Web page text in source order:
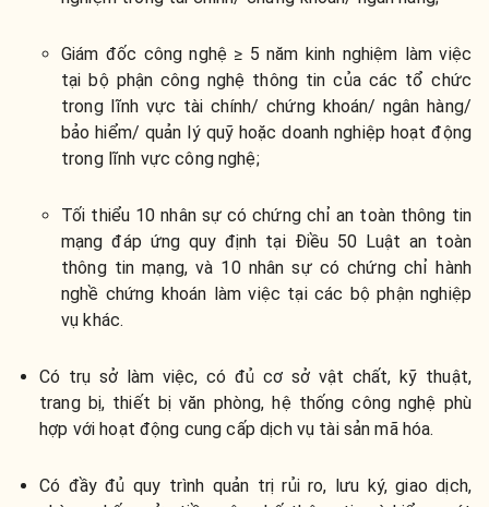
Giám đốc công nghệ ≥ 5 năm kinh nghiệm làm việc
tại bộ phận công nghệ thông tin của các tổ chức
trong lĩnh vực tài chính/ chứng khoán/ ngân hàng/
bảo hiểm/ quản lý quỹ hoặc doanh nghiệp hoạt động
trong lĩnh vực công nghệ;
Tối thiểu 10 nhân sự có chứng chỉ an toàn thông tin
mạng đáp ứng quy định tại Điều 50 Luật an toàn
thông tin mạng, và 10 nhân sự có chứng chỉ hành
nghề chứng khoán làm việc tại các bộ phận nghiệp
vụ khác.
Có trụ sở làm việc, có đủ cơ sở vật chất, kỹ thuật,
trang bị, thiết bị văn phòng, hệ thống công nghệ phù
hợp với hoạt động cung cấp dịch vụ tài sản mã hóa.
Có đầy đủ quy trình quản trị rủi ro, lưu ký, giao dịch,